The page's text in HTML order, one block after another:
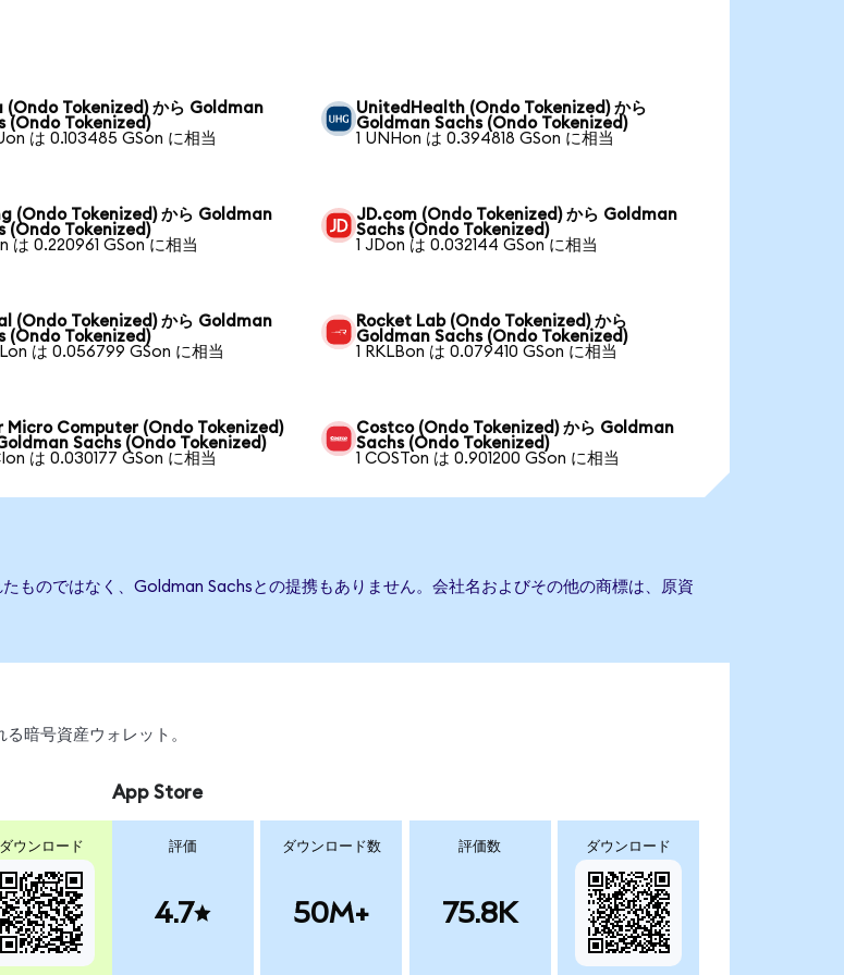
(Ondo Tokenized) から Goldman
(Ondo Tokenized)
は 0.103485 GSon に相当
UnitedHealth (Ondo Tokenized) から
Goldman Sachs (Ondo Tokenized)
1 UNHon は 0.394818 GSon に相当
(Ondo Tokenized) から Goldman
(Ondo Tokenized)
は 0.220961 GSon に相当
JD.com (Ondo Tokenized) から Goldman
Sachs (Ondo Tokenized)
1 JDon は 0.032144 GSon に相当
(Ondo Tokenized) から Goldman
(Ondo Tokenized)
は 0.056799 GSon に相当
Rocket Lab (Ondo Tokenized) から
Goldman Sachs (Ondo Tokenized)
1 RKLBon は 0.079410 GSon に相当
Micro Computer (Ondo Tokenized)
Sachs (Ondo Tokenized)
は 0.030177 GSon に相当
Costco (Ondo Tokenized) から Goldman
Sachs (Ondo Tokenized)
1 COSTon は 0.901200 GSon に相当
ものではなく、Goldman Sachsとの提携もありません。会社名およびその他の商標は、原資
暗号資産ウォレット。
ダウンロード
App Store
評価
4.7
ダウンロード数
50M+
評価数
75.8K
ダウンロード